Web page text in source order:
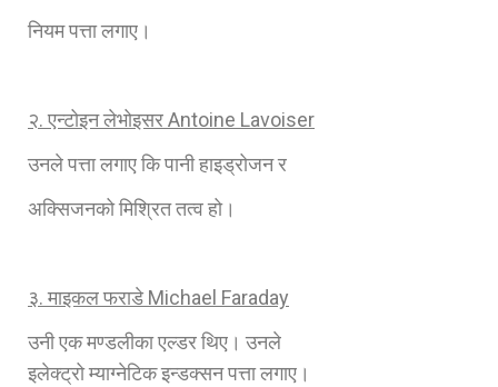
नियम पत्ता लगाए।
२. एन्टोइन लेभोइसरAntoine Lavoiser
उनले पत्ता लगाए कि पानी हाइड्रोजन र
अक्सिजनको मिश्रित तत्व हो।
३. माइकल फराडे Michael Faraday
उनी एक मण्डलीका ‍एल्डर थिए। उनले
इलेक्ट्रो म्याग्नेटिक इन्डक्सन पत्ता लगाए।